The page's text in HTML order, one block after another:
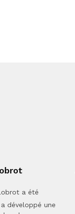
a été
développé une